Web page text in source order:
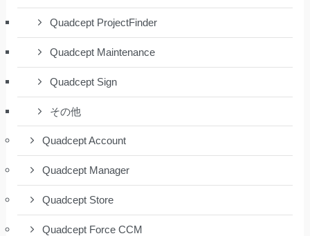
Quadcept ProjectFinder
Quadcept Maintenance
Quadcept Sign
その他
Quadcept Account
Quadcept Manager
Quadcept Store
Quadcept Force CCM